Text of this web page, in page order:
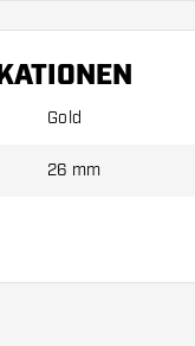
Gold
26 mm